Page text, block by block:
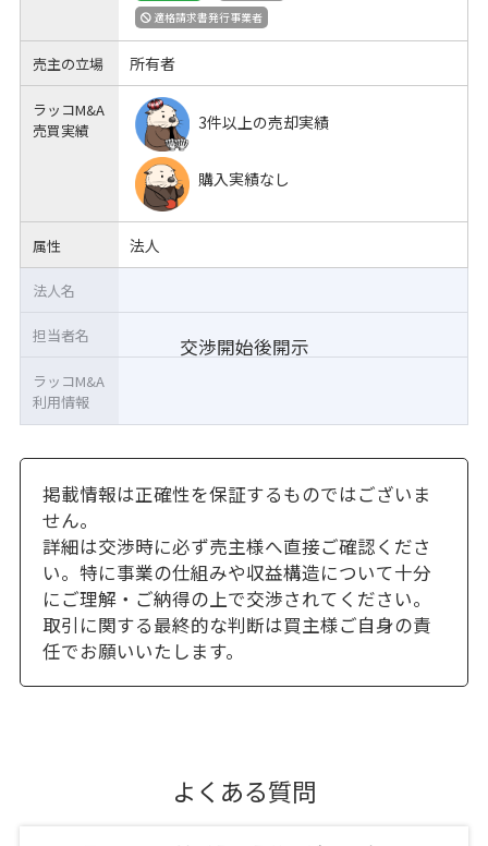
適格請求書発行事業者
売主の立場 所有者
ラッコM&A
売買実績
3件以上の売却実績
購入実績なし
属性 法人
交渉開始後開示
法人名
担当者名
ラッコM&A
利用情報
掲載情報は正確性を保証するものではございま
せん。
詳細は交渉時に必ず売主様へ直接ご確認くださ
い。特に事業の仕組みや収益構造について十分
にご理解・ご納得の上で交渉されてください。
取引に関する最終的な判断は買主様ご自身の責
任でお願いいたします。
よくある質問